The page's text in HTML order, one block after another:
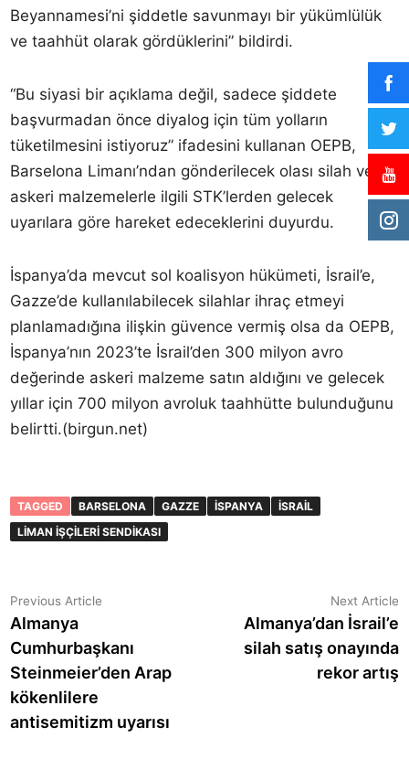
Beyannamesi’ni şiddetle savunmayı bir yükümlülük
ve taahhüt olarak gördüklerini” bildirdi.
“Bu siyasi bir açıklama değil, sadece şiddete
başvurmadan önce diyalog için tüm yolların
tüketilmesini istiyoruz” ifadesini kullanan OEPB,
Barselona Limanı’ndan gönderilecek olası silah ve
askeri malzemelerle ilgili STK’lerden gelecek
uyarılara göre hareket edeceklerini duyurdu.
İspanya’da mevcut sol koalisyon hükümeti, İsrail’e,
Gazze’de kullanılabilecek silahlar ihraç etmeyi
planlamadığına ilişkin güvence vermiş olsa da OEPB,
İspanya’nın 2023’te İsrail’den 300 milyon avro
değerinde askeri malzeme satın aldığını ve gelecek
yıllar için 700 milyon avroluk taahhütte bulunduğunu
belirtti.(birgun.net)
TAGGED BARSELONA GAZZE İSPANYA
İSRAIL
LIMAN İŞÇILERI SENDIKASI
Yazı
gezinmesi
Previous Article
Almanya
Cumhurbaşkanı
Steinmeier’den Arap
kökenlilere
antisemitizm uyarısı
Next Article
Almanya’dan İsrail’e
silah satış onayında
rekor artış